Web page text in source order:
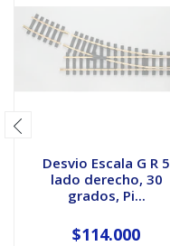
Desvio Escala G R 5
lado derecho, 30
grados, Pi...
$114.000